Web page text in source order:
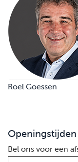
Roel Goessen
Openingstijden
Bel ons voor een